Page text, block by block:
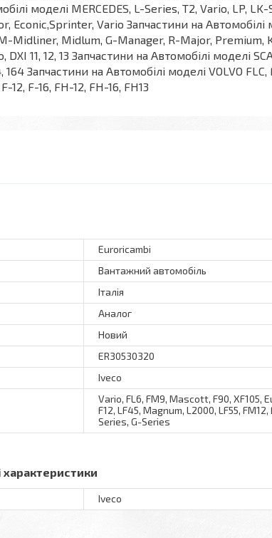
моделі MERCEDES, L-Series, T2, Vario, LP,
Econic,Sprinter, Vario Запчастини на Автомобілі
Midliner, Midlum, G-Manager, R-Major, Premium,
11, 12, 13 Запчастини на Автомобілі моделі
164 Запчастини на Автомобілі моделі VOLVO
12, F-16, FH-12, FH-16, FH13
Euroricambi
Вантажний автомобіль
Італія
Аналог
Новий
ER30530320
Iveco
Vario, FL6, FM9, Mascott, F90, XF105,
F12, LF45, Magnum, L2000, LF55,
Series, G-Series
характеристики
Iveco